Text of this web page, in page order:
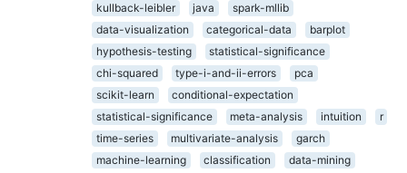
kullback-leibler
java
spark-mllib
data-visualization
categorical-data
barplot
hypothesis-testing
statistical-significance
chi-squared
type-i-and-ii-errors
pca
scikit-learn
conditional-expectation
statistical-significance
meta-analysis intuition
r
time-series
multivariate-analysis
garch
machine-learning
classification
data-mining